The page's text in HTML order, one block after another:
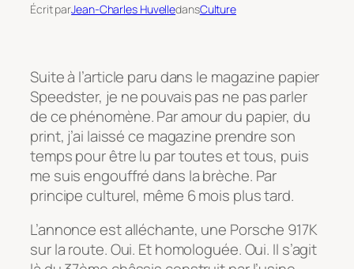
Écrit parJean-Charles HuvelledansCulture
Suite à l’article paru dans le magazine papier
Speedster, je ne pouvais pas ne pas parler
de ce phénomène. Par amour du papier, du
print, j’ai laissé ce magazine prendre son
temps pour être lu par toutes et tous, puis
me suis engouffré dans la brèche. Par
principe culturel, même 6 mois plus tard.
L’annonce est alléchante, une Porsche 917K
sur la route. Oui. Et homologuée. Oui. Il s’agit